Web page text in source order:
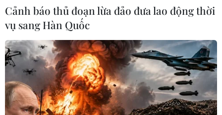
Cảnh báo thủ đoạn lừa đảo đưa lao động thời
vụ sang Hàn Quốc